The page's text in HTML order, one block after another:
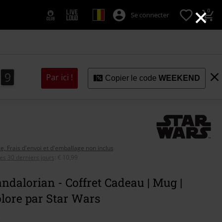
×
Se connecter 0
7
8
7
9
8 Par ici ! Copier le codeWEEKEND
Frais d'envoi et d'emballage non inclus
30 derniers jours
€ 10,99
- Coffret Cadeau | Mug |
par Star Wars